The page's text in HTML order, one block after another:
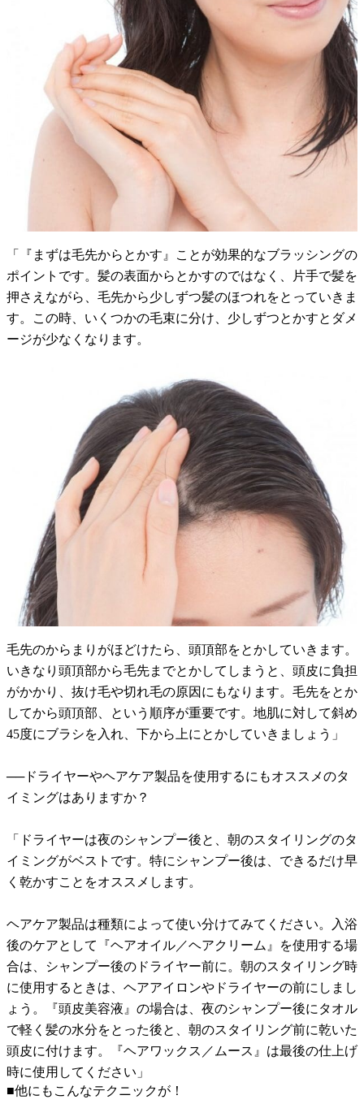
「『まずは毛先からとかす』ことが効果的なブラッシングの
ポイントです。髪の表面からとかすのではなく、片手で髪を
押さえながら、毛先から少しずつ髪のほつれをとっていきま
す。この時、いくつかの毛束に分け、少しずつとかすとダメ
ージが少なくなります。
毛先のからまりがほどけたら、頭頂部をとかしていきます。
いきなり頭頂部から毛先までとかしてしまうと、頭皮に負担
がかかり、抜け毛や切れ毛の原因にもなります。毛先をとか
してから頭頂部、という順序が重要です。地肌に対して斜め
45度にブラシを入れ、下から上にとかしていきましょう」
──ドライヤーやヘアケア製品を使用するにもオススメのタ
イミングはありますか？
「ドライヤーは夜のシャンプー後と、朝のスタイリングのタ
イミングがベストです。特にシャンプー後は、できるだけ早
く乾かすことをオススメします。
ヘアケア製品は種類によって使い分けてみてください。入浴
後のケアとして『ヘアオイル／ヘアクリーム』を使用する場
合は、シャンプー後のドライヤー前に。朝のスタイリング時
に使用するときは、ヘアアイロンやドライヤーの前にしまし
ょう。『頭皮美容液』の場合は、夜のシャンプー後にタオル
で軽く髪の水分をとった後と、朝のスタイリング前に乾いた
頭皮に付けます。『ヘアワックス／ムース』は最後の仕上げ
時に使用してください」
■他にもこんなテクニックが！